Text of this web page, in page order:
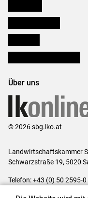
Über uns
© 2026 sbg.lko.at
Landwirtschaftskammer
Schwarzstraße 19, 5020
Telefon: +43 (0) 50 2595-0